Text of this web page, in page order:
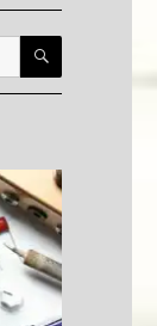
SEARCH